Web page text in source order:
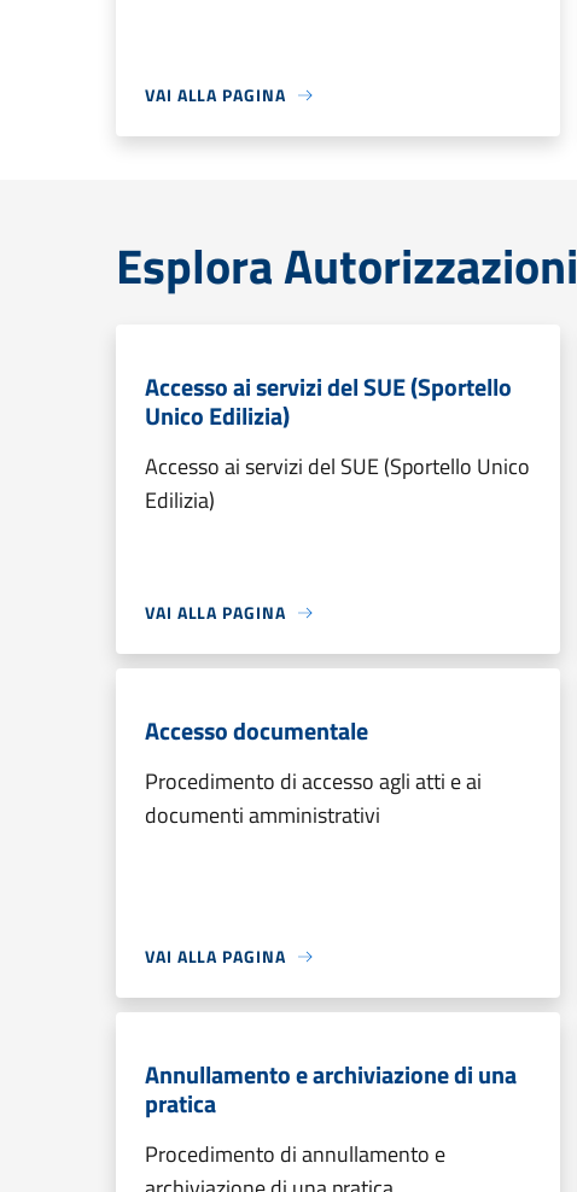
VAI ALLA PAGINA
Esplora Autorizzazioni
Accesso ai servizi del SUE (Sportello
Unico Edilizia)
Accesso ai servizi del SUE (Sportello Unico
Edilizia)
VAI ALLA PAGINA
Accesso documentale
Procedimento di accesso agli atti e ai
documenti amministrativi
VAI ALLA PAGINA
Annullamento e archiviazione di una
pratica
Procedimento di annullamento e